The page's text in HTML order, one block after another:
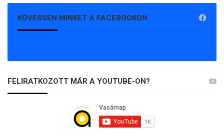
KÖVESSEN MINKET A FACEBOOKON
FELIRATKOZOTT MÁR A YOUTUBE-ON?